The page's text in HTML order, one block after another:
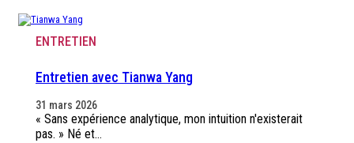
ENTRETIEN
Entretien avec Tianwa Yang
31 mars 2026
« Sans expérience analytique, mon intuition n'existerait
pas. » Né et…